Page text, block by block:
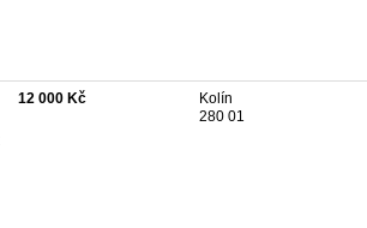
12 000 Kč
Kolín
280 01